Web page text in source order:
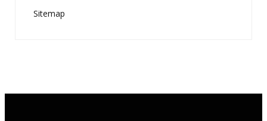
Sitemap